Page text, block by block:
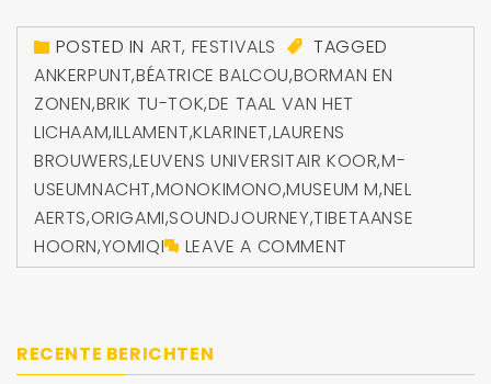
POSTED IN ART, FESTIVALS
TAGGED
ANKERPUNT,BÉATRICE BALCOU,BORMAN EN
ZONEN,BRIK TU-TOK,DE TAAL VAN HET
LICHAAM,ILLAMENT,KLARINET,LAURENS
BROUWERS,LEUVENS UNIVERSITAIR KOOR,M-
USEUMNACHT,MONOKIMONO,MUSEUM M,NEL
AERTS,ORIGAMI,SOUNDJOURNEY,TIBETAANSE
HOORN,YOMIQI LEAVE A COMMENT
RECENTE BERICHTEN